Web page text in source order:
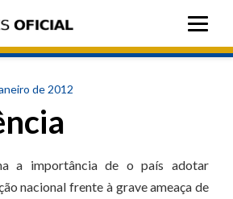
de 2012
a importância de o país adotar
nacional frente à grave ameaça de